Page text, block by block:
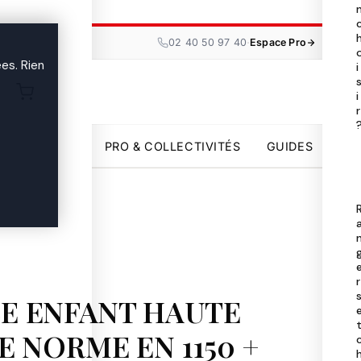
Rien
02 40 50 97 40·Espace Pro
PRO & COLLECTIVITÉS GUIDES
i
s
i
r
r
s
t
ENFANT HAUTE
NORME EN 1150 +